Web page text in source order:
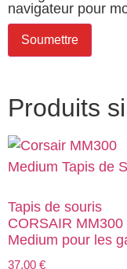
navigateur pour
Produits
Tapis de souris
CORSAIR MM300
Medium pour les
37,00 €